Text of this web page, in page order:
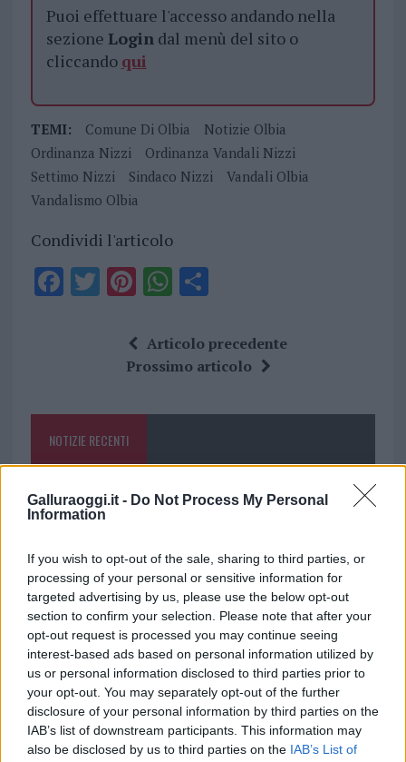
Galluraoggi.it - Do Not Process My Personal
Information
If you wish to opt-out of the sale, sharing to third parties, or
processing of your personal or sensitive information for
targeted advertising by us, please use the below opt-out
section to confirm your selection. Please note that after your
opt-out request is processed you may continue seeing
interest-based ads based on personal information utilized by
us or personal information disclosed to third parties prior to
your opt-out. You may separately opt-out of the further
disclosure of your personal information by third parties on the
IAB’s list of downstream participants. This information may
also be disclosed by us to third parties on the IAB’s List of
Puoi effettuare l'accesso andando nella
sezione Logindal menù del sito o
cliccando qui
TEMI: Comune Di Olbia
Notizie Olbia
Ordinanza Nizzi
Ordinanza Vandali Nizzi
Settimo Nizzi
Sindaco Nizzi
Vandali Olbia
Vandalismo Olbia
Condividi l'articolo
F
o
k
T Pi
te
re
W
at
s
p
p
S
a
re
Articolo precedente
Prossimo articolo
NOTIZIE RECENTI
Test tunnel Olbia: rampe chiuse ancora fino a
fine agosto
Aggius conquista la classifica delle mete più
amate dell’estate 2026
Nuovi posti auto in via La Marmora, parcheggio
provvisorio a La Maddalena
Allarme truffe a Berchidda, falsi incaricati
bussano alle porte